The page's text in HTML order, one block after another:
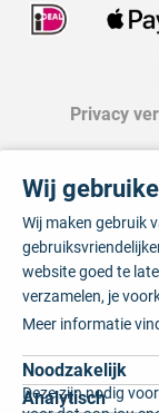
Privacy
Wij
Wij maken gebruik
website goed te
verzamelen, je
Meer informatie
Noodzakelijk
Deze zijn nodig
Analytisch